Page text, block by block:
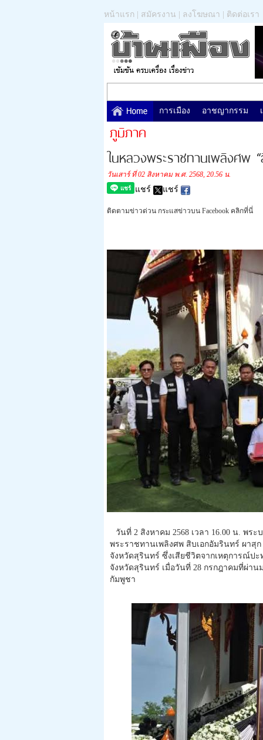
หน้าแรก สมัครงาน ลงโฆษณา ติดต่อเรา
การเมือง อาชญากรรม
ภูมิภาค
ในหลวงพระราชทานเพลิงศพ
วันเสาร์ ที่ 02 สิงหาคม พ.ศ. 2568, 20.56 น.
แชร์ แชร์
ติดตามข่าวด่วน กระแสข่าวบน Facebook คลิกที่นี่
วันที่ 2 สิงหาคม 2568 เวลา 16.00 น. พร
พระราชทานเพลิงศพ สิบเอกอัมรินทร์ ผาสุ
จังหวัดสุรินทร์ ซึ่งเสียชีวิตจากเหตุการณ์ป
จังหวัดสุรินทร์ เมื่อวันที่ 28 กรกฎาคมที่ผ่
กัมพูชา